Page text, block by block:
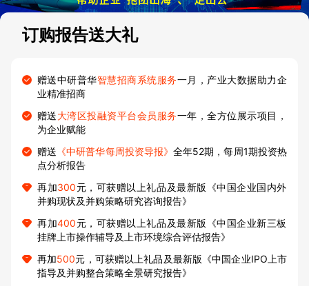
订购报告送大礼
赠送中研普华智慧招商系统服务一月，产业大数据助力企
业精准招商
赠送大湾区投融资平台会员服务一年，全方位展示项目，
为企业赋能
赠送 《中研普华每周投资导报》全年52期，每周1期投资热
点分析报告
再加300元，可获赠以上礼品及最新版《中国企业国内外
并购现状及并购策略研究咨询报告》
再加400元，可获赠以上礼品及最新版《中国企业新三板
挂牌上市操作辅导及上市环境综合评估报告》
再加500元，可获赠以上礼品及最新版《中国企业IPO上市
指导及并购整合策略全景研究报告》